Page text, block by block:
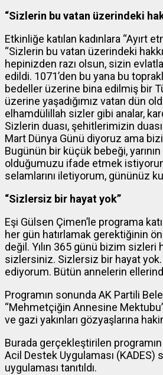
“Sizlerin bu vatan üzerindeki
Etkinliğe katılan kadınlara
“Sizlerin bu vatan üzerindeki
hepinizden razı olsun, sizin
edildi. 1071’den bu yana bu
bedeller üzerine bina edilmiş bir
üzerine yaşadığımız vatan dün
elhamdülillah sizler gibi analar,
Sizlerin duası, şehitlerimizin
Mart Dünya Günü diyoruz ama
Bugünün bir küçük bebeği,
olduğumuzu ifade etmek
selamlarını iletiyorum, gününüz
“Sizlersiz bir hayat yok”
Eşi Gülsen Çimen’le programa
her gün hatırlamak gerektiğinin
değil. Yılın 365 günü bizim
sizlersiniz. Sizlersiz bir hayat yok.
ediyorum. Bütün annelerin
Programın sonunda AK Partili
“Mehmetçiğin Annesine
ve gazi yakınları gözyaşlarına
Burada gerçekleştirilen programın
Acil Destek Uygulaması (KADES)
uygulaması tanıtıldı.